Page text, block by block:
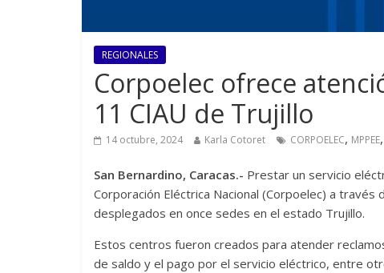
REGIONALES
Corpoelec ofrece
11 CIAU de Trujillo
14 octubre, 2024 Karla Cotoret CORPOELEC, MPPEE,
San Bernardino, Caracas.- Prestar un servicio
Corporación Eléctrica Nacional (Corpoelec) a
desplegados en once sedes en el estado Trujillo.
Estos centros fueron creados para atender
de saldo y el pago por el servicio eléctrico, entre